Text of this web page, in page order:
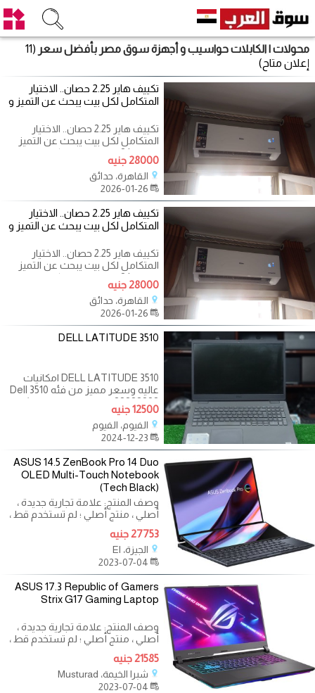
محولات | الكابلات حواسيب و أجهزة سوق مصر بأفضل سعر
(11
إعلان متاح)
تكييف هاير 2.25 حصان.. الاختيار
المتكامل لكل بيت يبحث عن التميز و
تكييف هاير 2.25 حصان.. الاختيار
المتكامل لكل بيت يبحث عن التميز
والراحة! ?❄️ احصلي على كل ما تحلمين
28000 جنيه
القاهرة، حدائق
تكييف هاير 2.25 حصان.. الاختيار
المتكامل لكل بيت يبحث عن التميز و
تكييف هاير 2.25 حصان.. الاختيار
المتكامل لكل بيت يبحث عن التميز
والراحة! ?❄️ احصلي على كل ما تحلمين
28000 جنيه
القاهرة، حدائق
DELL LATITUDE 3510
DELL LATITUDE 3510 امكانيات
عاليه وسعر مميز من فئه Dell 3510
???????? بحالة الزيرو مافيهوش
خدش فرز اول جهاز
12500 جنيه
الفيوم، الفيوم
ASUS 14.5 ZenBook Pro 14 Duo
OLED Multi-Touch Notebook
(Tech Black)
وصف المنتج: علامة تجارية جديدة ،
أصلي ، منتج أصلي ؛ لم تستخدم قط ،
لم يتم تجديدها مختومة في عبوتها
27753 جنيه
الجيزة، El
ASUS 17.3 Republic of Gamers
Strix G17 Gaming Laptop
وصف المنتج: علامة تجارية جديدة ،
أصلي ، منتج أصلي ؛ لم تستخدم قط ،
لم يتم تجديدها مختومة في عبوتها
21585 جنيه
شبرا الخيمة، Musturad